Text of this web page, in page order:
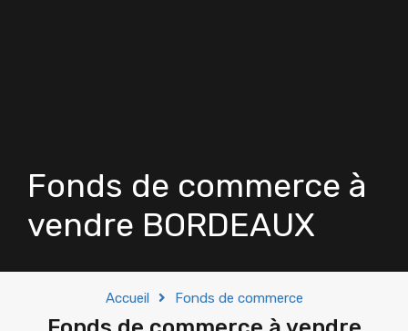
Fonds de commerce à
vendre BORDEAUX
Accueil Fonds de commerce